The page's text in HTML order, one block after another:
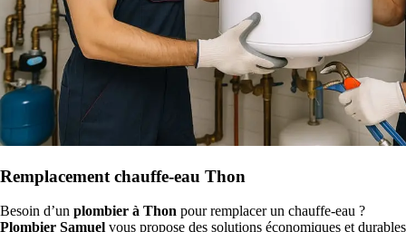
Remplacement chauffe-eau Thon
Besoin d’un plombier à Thon pour remplacer un chauffe-eau ?
Plombier Samuel vous propose des solutions économiques et durables